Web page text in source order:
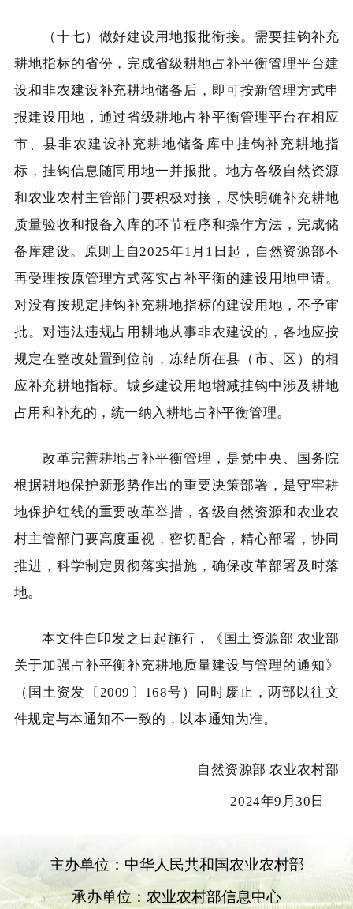
（十七）做好建设用地报批衔接。需要挂钩补充
耕地指标的省份，完成省级耕地占补平衡管理平台建
设和非农建设补充耕地储备后，即可按新管理方式申
报建设用地，通过省级耕地占补平衡管理平台在相应
市、县非农建设补充耕地储备库中挂钩补充耕地指
标，挂钩信息随同用地一并报批。地方各级自然资源
和农业农村主管部门要积极对接，尽快明确补充耕地
质量验收和报备入库的环节程序和操作方法，完成储
备库建设。原则上自2025年1月1日起，自然资源部不
再受理按原管理方式落实占补平衡的建设用地申请。
对没有按规定挂钩补充耕地指标的建设用地，不予审
批。对违法违规占用耕地从事非农建设的，各地应按
规定在整改处置到位前，冻结所在县（市、区）的相
应补充耕地指标。城乡建设用地增减挂钩中涉及耕地
占用和补充的，统一纳入耕地占补平衡管理。
改革完善耕地占补平衡管理，是党中央、国务院
根据耕地保护新形势作出的重要决策部署，是守牢耕
地保护红线的重要改革举措，各级自然资源和农业农
村主管部门要高度重视，密切配合，精心部署，协同
推进，科学制定贯彻落实措施，确保改革部署及时落
地。
本文件自印发之日起施行，《国土资源部 农业部
关于加强占补平衡补充耕地质量建设与管理的通知》
（国土资发〔2009〕168号）同时废止，两部以往文
件规定与本通知不一致的，以本通知为准。
自然资源部 农业农村部
2024年9月30日
主办单位：中华人民共和国农业农村部
承办单位：农业农村部信息中心